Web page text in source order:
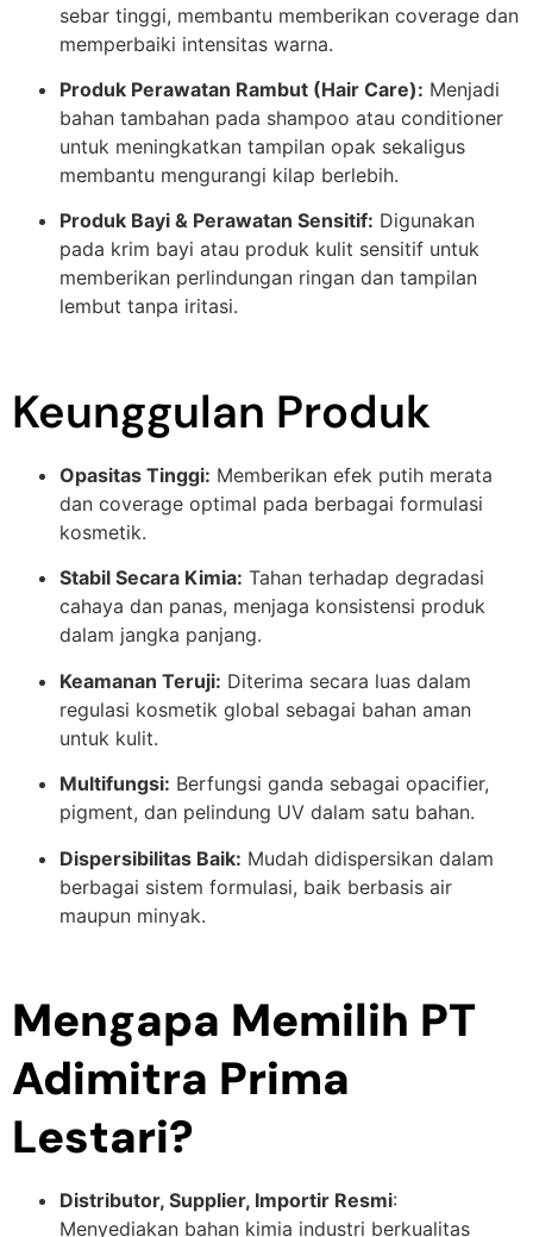
sebar tinggi, membantu memberikan coverage dan
memperbaiki intensitas warna.
Produk Perawatan Rambut (Hair Care): Menjadi
bahan tambahan pada shampoo atau conditioner
untuk meningkatkan tampilan opak sekaligus
membantu mengurangi kilap berlebih.
Produk Bayi & Perawatan Sensitif: Digunakan
pada krim bayi atau produk kulit sensitif untuk
memberikan perlindungan ringan dan tampilan
lembut tanpa iritasi.
Keunggulan Produk
Opasitas Tinggi: Memberikan efek putih merata
dan coverage optimal pada berbagai formulasi
kosmetik.
Stabil Secara Kimia: Tahan terhadap degradasi
cahaya dan panas, menjaga konsistensi produk
dalam jangka panjang.
Keamanan Teruji: Diterima secara luas dalam
regulasi kosmetik global sebagai bahan aman
untuk kulit.
Multifungsi: Berfungsi ganda sebagai opacifier,
pigment, dan pelindung UV dalam satu bahan.
Dispersibilitas Baik: Mudah didispersikan dalam
berbagai sistem formulasi, baik berbasis air
maupun minyak.
Mengapa Memilih PT
Adimitra Prima
Lestari?
Distributor, Supplier, Importir Resmi:
Menyediakan bahan kimia industri berkualitas